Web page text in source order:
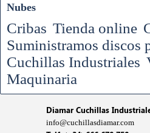
Nubes
Cribas Tienda online
Suministramos discos
Cuchillas Industriales
Maquinaria
Diamar Cuchillas
info@cuchillasdiamar.com